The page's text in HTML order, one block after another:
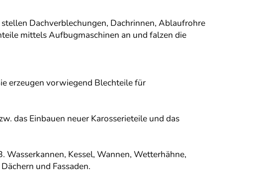
Dachverblechungen, Dachrinnen, Ablaufrohre
mittels Aufbugmaschinen an und falzen die
erzeugen vorwiegend Blechteile für
das Einbauen neuer Karosserieteile und das
Wasserkannen, Kessel, Wannen, Wetterhähne,
und Fassaden.